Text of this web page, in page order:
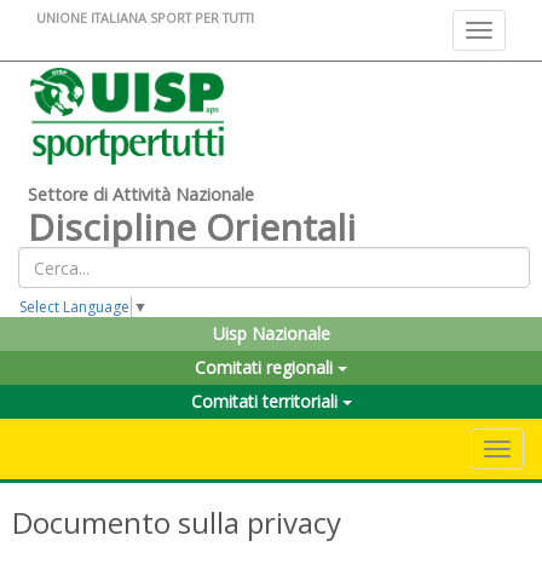
Toggle
UNIONE ITALIANA SPORT PER TUTTI
Settore di Attività Nazionale
Discipline Orientali
Select Language ▼
Uisp Nazionale
Comitati regionali
Comitati territoriali
Documento sulla privacy